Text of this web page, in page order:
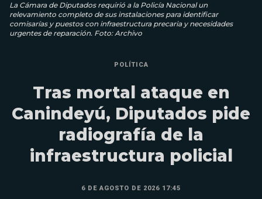
La Cámara de Diputados requirió a la Policía Nacional un
relevamiento completo de sus instalaciones para identificar
comisarías y puestos con infraestructura precaria y necesidades
urgentes de reparación. Foto: Archivo
POLÍTICA
Tras mortal ataque en
Canindeyú, Diputados pide
radiografía de la
infraestructura policial
6 DE AGOSTO DE 2026 17:45